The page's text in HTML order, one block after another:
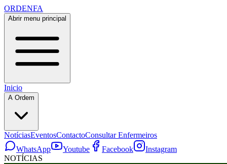
ORDENFA
Abrir menu principal
Inicio
A Ordem
NotíciasEventosContactoConsultar Enfermeiros
WhatsApp
Youtube Facebook
Instagram
NOTÍCIAS